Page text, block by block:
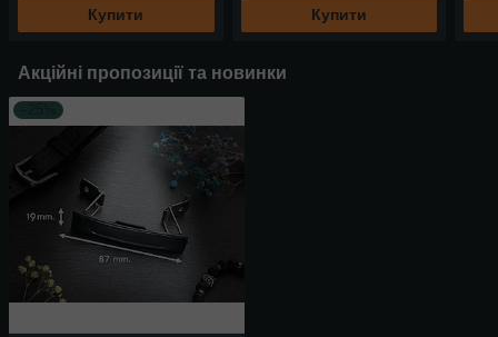
Купити Купити
Акційні пропозиції та новинки